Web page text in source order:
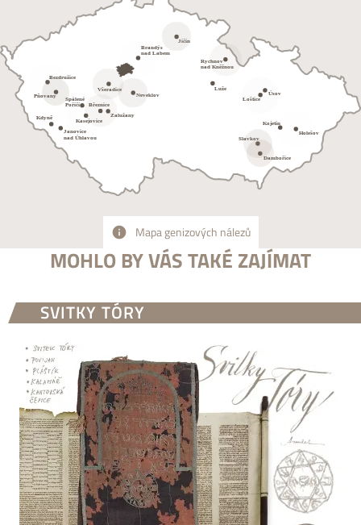
Mapa genizových nálezů
MOHLO BY VÁS TAKÉ ZAJÍMAT
SVITKY TÓRY